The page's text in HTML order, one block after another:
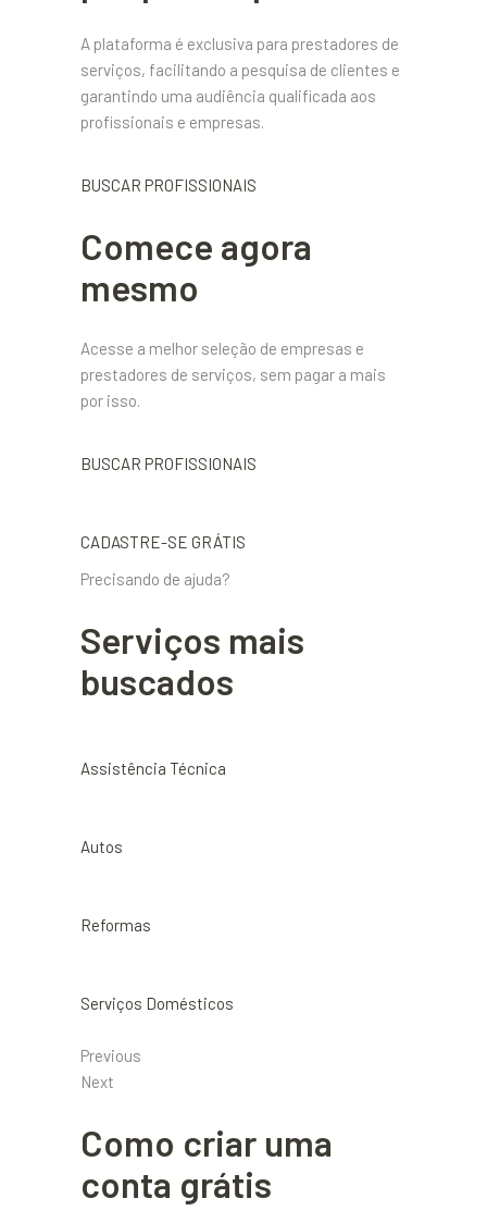
A plataforma é exclusiva para prestadores de
serviços, facilitando a pesquisa de clientes e
garantindo uma audiência qualificada aos
profissionais e empresas.
BUSCAR PROFISSIONAIS
Comece agora
mesmo
Acesse a melhor seleção de empresas e
prestadores de serviços, sem pagar a mais
por isso.
BUSCAR PROFISSIONAIS
CADASTRE-SE GRÁTIS
Precisando de ajuda?
Serviços mais
buscados
Assistência Técnica
Autos
Reformas
Serviços Domésticos
Previous
Next
Como criar uma
conta grátis